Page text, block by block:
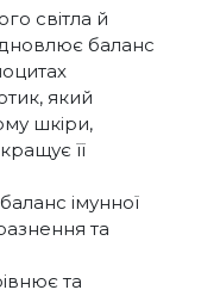
світла й
баланс
який
шкіри,
її
імунної
та
та